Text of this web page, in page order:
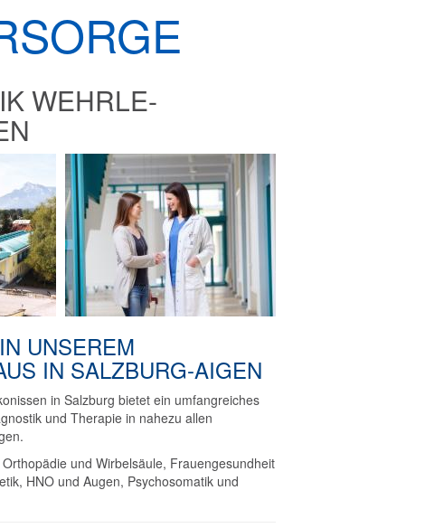
WEHRLE-
UNSEREM
IN SALZBURG-AIGEN
in Salzburg bietet ein umfangreiches
und Therapie in nahezu allen
und Wirbelsäule, Frauengesundheit
HNO und Augen, Psychosomatik und